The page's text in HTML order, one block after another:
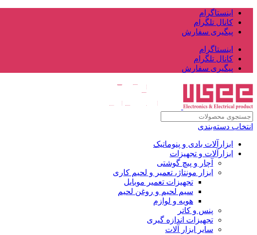
اینستاگرام
کانال تلگرام
پیگیری سفارش
اینستاگرام
کانال تلگرام
پیگیری سفارش
انتخاب دسته‌بندی
ابزارآلات بادی و پنوماتیک
ابزارآلات و تجهیزات
آچار و پیچ گوشتی
ابزار مونتاژ، تعمیر و لحیم کاری
تجهیزات تعمیر موبایل
سیم لحیم و روغن لحیم
هویه و لوازم
پنس و کاتر
تجهیزات اندازه گیری
سایر ابزار آلات